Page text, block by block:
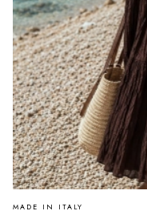
PRODUCENT
MADE IN ITALY